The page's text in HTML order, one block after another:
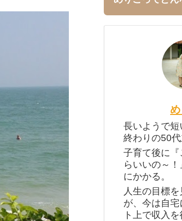
長いようで
終わりの50代
子育て後に
らいいの～
にかかる。
人生の目標
が、今は自
ト上で収入